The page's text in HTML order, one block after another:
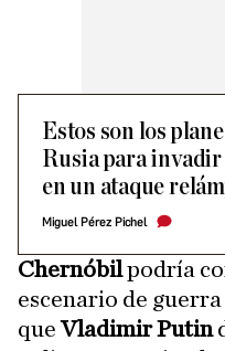
Estos son los
Rusia para
en un ataque
Miguel Pérez Pichel
Chernóbilpodría
escenario de
queVladimir Putin